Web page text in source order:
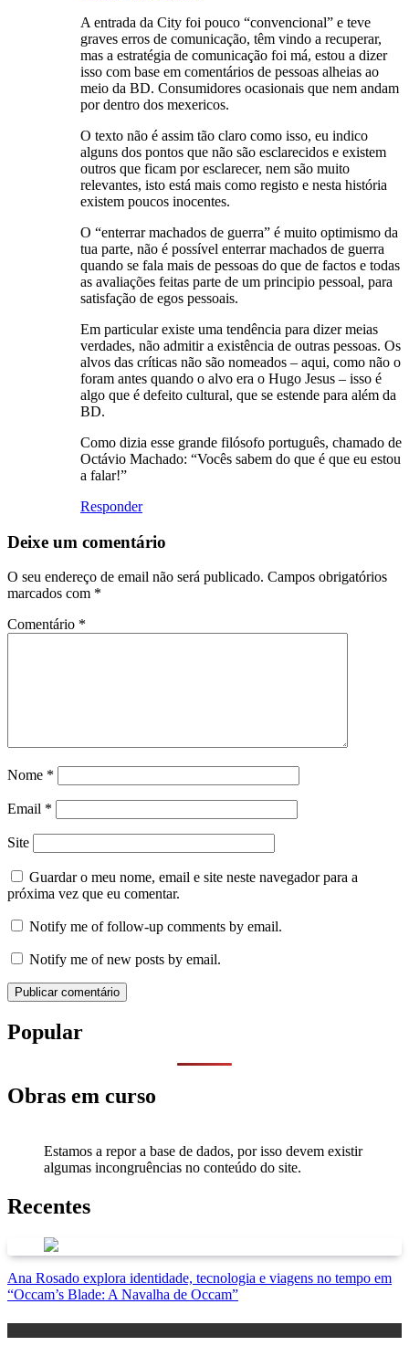
A entrada da City foi pouco “convencional” e teve
graves erros de comunicação, têm vindo a recuperar,
mas a estratégia de comunicação foi má, estou a dizer
isso com base em comentários de pessoas alheias ao
meio da BD. Consumidores ocasionais que nem andam
por dentro dos mexericos.
O texto não é assim tão claro como isso, eu indico
alguns dos pontos que não são esclarecidos e existem
outros que ficam por esclarecer, nem são muito
relevantes, isto está mais como registo e nesta história
existem poucos inocentes.
O “enterrar machados de guerra” é muito optimismo da
tua parte, não é possível enterrar machados de guerra
quando se fala mais de pessoas do que de factos e todas
as avaliações feitas parte de um principio pessoal, para
satisfação de egos pessoais.
Em particular existe uma tendência para dizer meias
verdades, não admitir a existência de outras pessoas. Os
alvos das críticas não são nomeados – aqui, como não o
foram antes quando o alvo era o Hugo Jesus – isso é
algo que é defeito cultural, que se estende para além da
BD.
Como dizia esse grande filósofo português, chamado de
Octávio Machado: “Vocês sabem do que é que eu estou
a falar!”
Responder
Deixe um comentário
O seu endereço de email não será publicado. Campos obrigatórios
marcados com *
Comentário *
Nome *
Email *
Site
Guardar o meu nome, email e site neste navegador para a
próxima vez que eu comentar.
Notify me of follow-up comments by email.
Notify me of new posts by email.
Popular
Obras em curso
Estamos a repor a base de dados, por isso devem existir
algumas incongruências no conteúdo do site.
Recentes
Ana Rosado explora identidade, tecnologia e viagens no tempo em
“Occam’s Blade: A Navalha de Occam”